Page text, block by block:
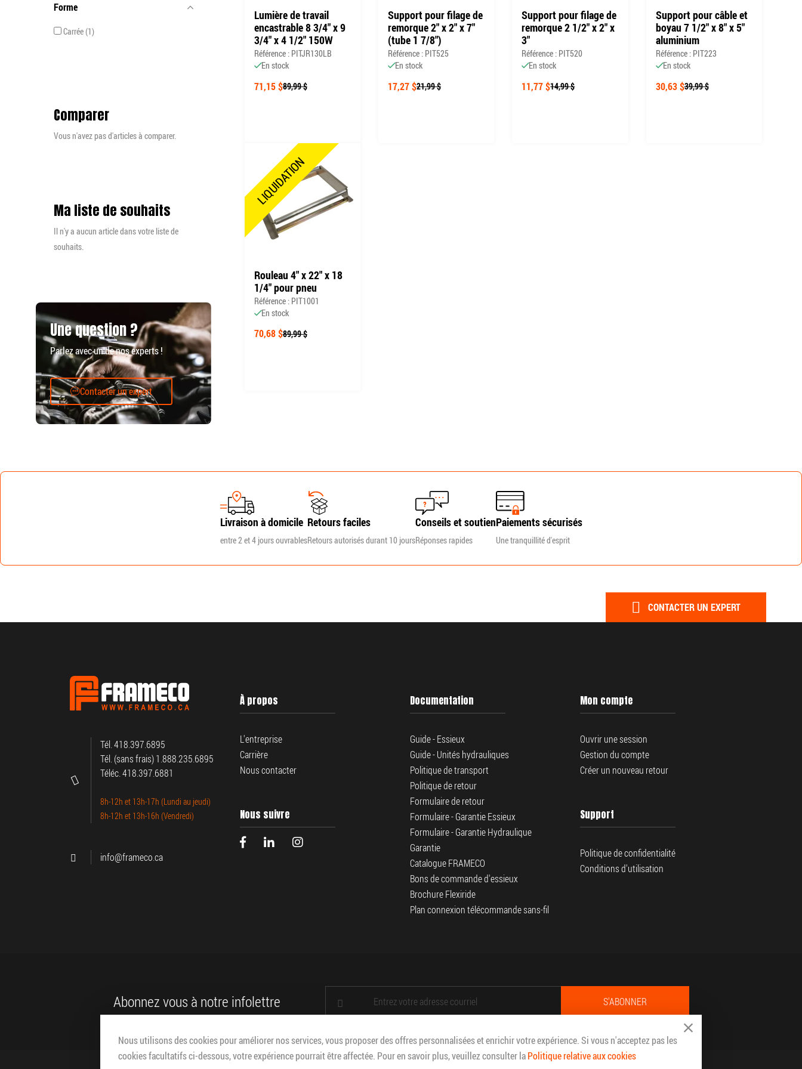
Close Cookie Bar
Nous utilisons des cookies pour améliorer nos services, vous proposer des offres personnalisées et enrichir votre expérience. Si vous n'acceptez pas les
cookies facultatifs ci-dessous, votre expérience pourrait être affectée. Pour en savoir plus, veuillez consulter laPolitique relative aux cookies
Lumière de travail
encastrable 8 3/4" x 9
3/4" x 4 1/2" 150W
Référence : PITJR130LB
En stock
71,15 $89,99 $
Support pour filage de
remorque 2" x 2" x 7"
(tube 1 7/8")
Référence : PIT525
En stock
17,27 $21,99 $
Support pour filage de
remorque 2 1/2" x 2" x
3"
Référence : PIT520
En stock
11,77 $14,99 $
Support pour câble et
boyau 7 1/2" x 8" x 5"
aluminium
Référence : PIT223
En stock
30,63 $39,99 $
LIQUIDATION
Rouleau 4" x 22" x 18
1/4" pour pneu
Référence : PIT1001
En stock
70,68 $89,99 $
Forme
Carrée 1
Comparer
Vous n'avez pas d'articles à comparer.
Ma liste de souhaits
Il n'y a aucun article dans votre liste de
souhaits.
Une question ?
Parlez avec un de nos experts !
Contacter un expert
Livraison à domicile
entre 2 et 4 jours ouvrables
Retours faciles
Retours autorisés durant 10 jours
Conseils et soutien
Réponses rapides
Paiements sécurisés
Une tranquillité d'esprit
CONTACTER UN EXPERT
Tél. 418.397.6895
Tél. (sans frais) 1.888.235.6895
Téléc. 418.397.6881
8h-12h et 13h-17h (Lundi au jeudi)
8h-12h et 13h-16h (Vendredi)
info@frameco.ca
À propos
L'entreprise
Carrière
Nous contacter
Nous suivre
Documentation
Guide - Essieux
Guide - Unités hydrauliques
Politique de transport
Politique de retour
Formulaire de retour
Formulaire - Garantie Essieux
Formulaire - Garantie Hydraulique
Garantie
Catalogue FRAMECO
Bons de commande d'essieux
Brochure Flexiride
Plan connexion télécommande sans-fil
Mon compte
Ouvrir une session
Gestion du compte
Créer un nouveau retour
Support
Politique de confidentialité
Conditions d'utilisation
Abonnez vous à notre infolettre
INSCRIPTION
NOTRE
S'ABONNER